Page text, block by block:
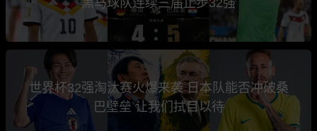
黑马球队连续三届止步32强
世界杯32强淘汰赛火爆来袭 日本队能否冲破桑
巴壁垒 让我们拭目以待